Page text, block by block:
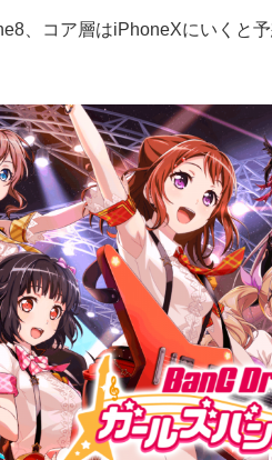
、コア層はiPhoneXにいくと